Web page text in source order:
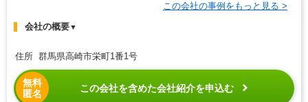
この会社の事例をもっと見る >
会社の概要▼
住所 群馬県高崎市栄町1番1号
無料
匿名
この会社を含めた会社紹介を申込む